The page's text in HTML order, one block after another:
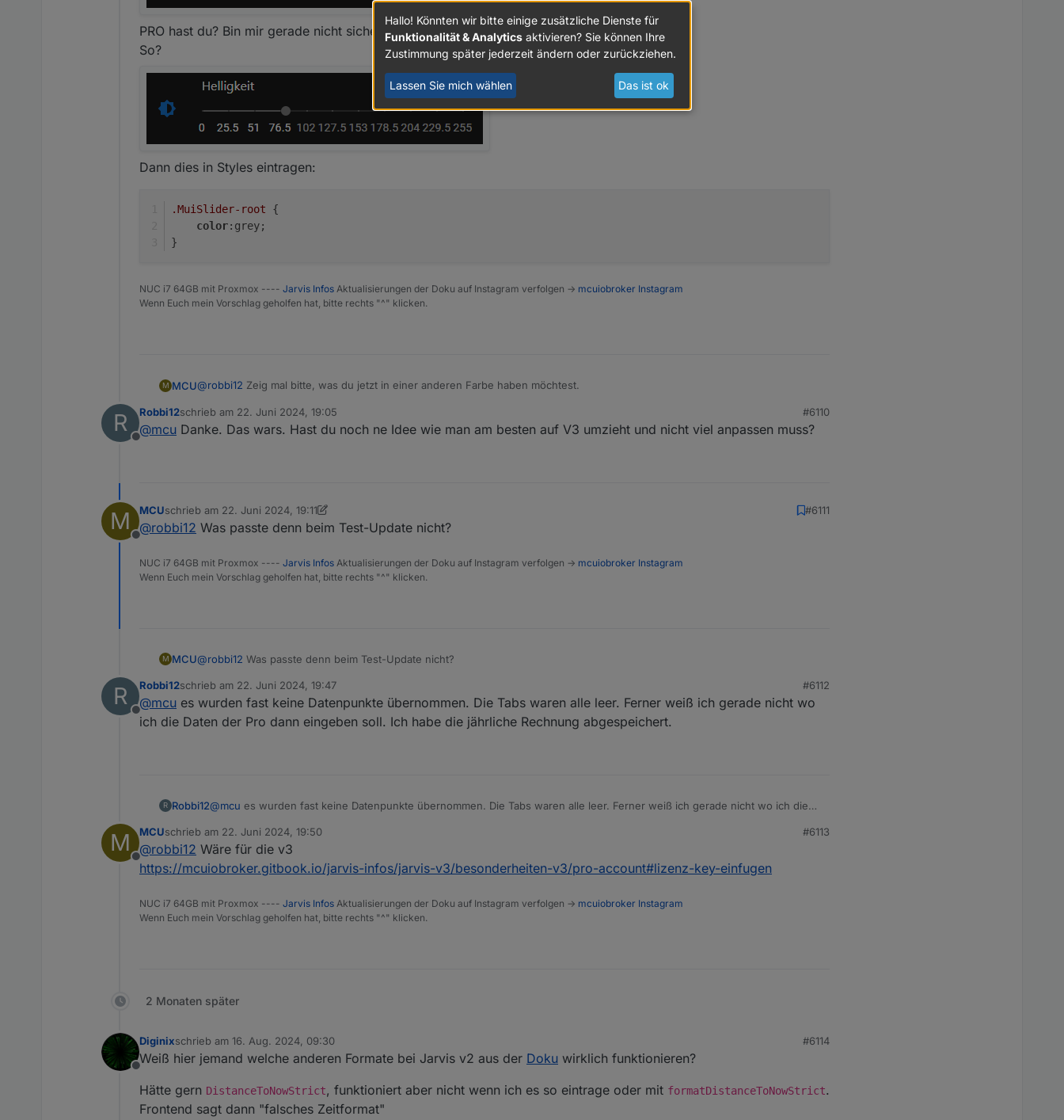
PRO hast du? Bin mir gerade nicht sicher ob man es für die Styles braucht?
So?
Dann dies in Styles eintragen:
.MuiSlider-root {
color:grey;
}
NUC i7 64GB mit Proxmox ---- Jarvis Infos Aktualisierungen der Doku auf Instagram verfolgen -> mcuiobroker Instagram
Wenn Euch mein Vorschlag geholfen hat, bitte rechts "^" klicken.
M MCU@robbi12 Zeig mal bitte, was du jetzt in einer anderen Farbe haben möchtest.
PRO hast du? Bin mir gerade nicht sicher ob man es für die Styles braucht?
So?
.MuiSlider-root {
R
Offline
Robbi12schrieb am 22. Juni 2024, 19:05
zuletzt editiert von
#6110
@mcu Danke. Das wars. Hast du noch ne Idee wie man am besten auf V3 umzieht und nicht viel anpassen muss?
M
Offline
MCUschrieb am 22. Juni 2024, 19:11
zuletzt editiert von MCU
#6111
@robbi12 Was passte denn beim Test-Update nicht?
NUC i7 64GB mit Proxmox ---- Jarvis Infos Aktualisierungen der Doku auf Instagram verfolgen -> mcuiobroker Instagram
Wenn Euch mein Vorschlag geholfen hat, bitte rechts "^" klicken.
M MCU@robbi12 Was passte denn beim Test-Update nicht?
R
Offline
Robbi12schrieb am 22. Juni 2024, 19:47
zuletzt editiert von
#6112
@mcu es wurden fast keine Datenpunkte übernommen. Die Tabs waren alle leer. Ferner weiß ich gerade nicht wo
ich die Daten der Pro dann eingeben soll. Ich habe die jährliche Rechnung abgespeichert.
R Robbi12@mcu es wurden fast keine Datenpunkte übernommen. Die Tabs waren alle leer. Ferner weiß ich gerade nicht wo ich die
M
Offline
MCUschrieb am 22. Juni 2024, 19:50
zuletzt editiert von
#6113
@robbi12 Wäre für die v3
https://mcuiobroker.gitbook.io/jarvis-infos/jarvis-v3/besonderheiten-v3/pro-account#lizenz-key-einfugen
NUC i7 64GB mit Proxmox ---- Jarvis Infos Aktualisierungen der Doku auf Instagram verfolgen -> mcuiobroker Instagram
Wenn Euch mein Vorschlag geholfen hat, bitte rechts "^" klicken.
2 Monaten später
Offline
Diginixschrieb am 16. Aug. 2024, 09:30
zuletzt editiert von
#6114
Weiß hier jemand welche anderen Formate bei Jarvis v2 aus der Doku wirklich funktionieren?
Hätte gern DistanceToNowStrict, funktioniert aber nicht wenn ich es so eintrage oder mit formatDistanceToNowStrict.
Frontend sagt dann "falsches Zeitformat"
Hallo! Könnten wir bitte einige zusätzliche Dienste für
Funktionalität & Analytics aktivieren? Sie können Ihre
Zustimmung später jederzeit ändern oder zurückziehen.
Lassen Sie mich wählen Das ist ok